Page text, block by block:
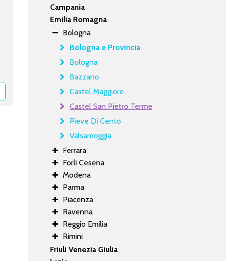
Campania
Emilia Romagna
Bologna
Bologna e Provincia
Bologna
Bazzano
Castel Maggiore
Castel San Pietro Terme
Pieve Di Cento
Valsamoggia
Ferrara
Forli Cesena
Modena
Parma
Piacenza
Ravenna
Reggio Emilia
Rimini
Friuli Venezia Giulia